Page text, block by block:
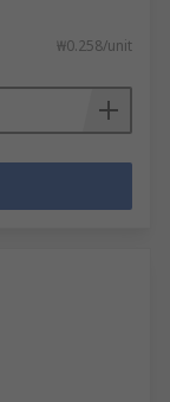
₩0.258/unit